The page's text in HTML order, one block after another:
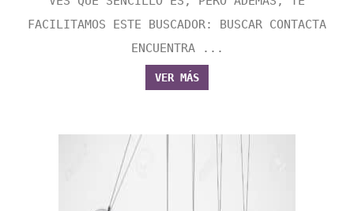
FACILITAMOS ESTE BUSCADOR: BUSCAR CONTACTA
ENCUENTRA ...
VER MÁS